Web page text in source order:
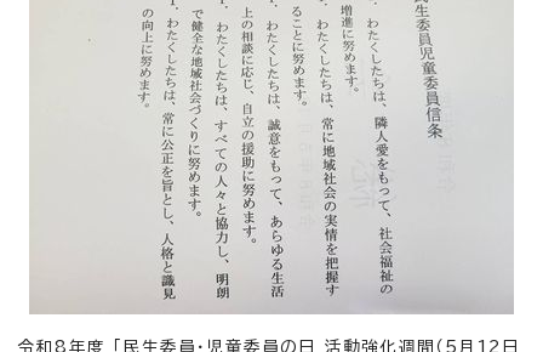
令和8年度 「民生委員・児童委員の日 活動強化週間（5月12日